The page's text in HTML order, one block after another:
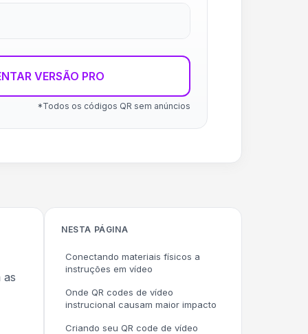
VERSÃO PRO
*Todos os códigos QR sem anúncios
as
NESTA PÁGINA
Conectando materiais físicos a
instruções em vídeo
Onde QR codes de vídeo
instrucional causam maior impacto
Criando seu QR code de vídeo